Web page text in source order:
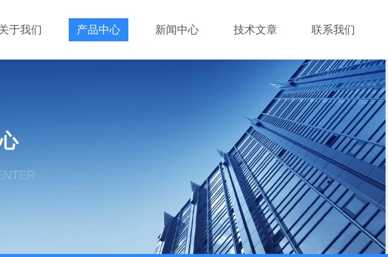
于我们 产品中心 新闻中心 技术文章 联系我们